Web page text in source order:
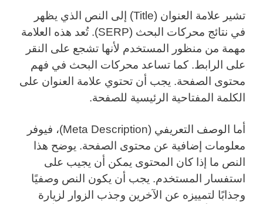
تشير علامة العنوان (Title) إلى النص الذي يظهر
في نتائج محركات البحث (SERP). تُعد هذه العلامة
مهمة من منظور المستخدم لأنها تشجع على النقر
على الرابط. كما تساعد محركات البحث في فهم
محتوى الصفحة. يجب أن تحتوي علامة العنوان على
الكلمة المفتاحية الرئيسية للصفحة.
أما الوصف التعريفي (Meta Description)، فيوفر
معلومات إضافية عن محتوى الصفحة. يوضح هذا
النص ما إذا كان المحتوى يمكن أن يجيب على
استفسار المستخدم. يجب أن يكون النص وصفيًا
وجذابًا لتمييزه عن الآخرين وجذب الزوار لزيارة